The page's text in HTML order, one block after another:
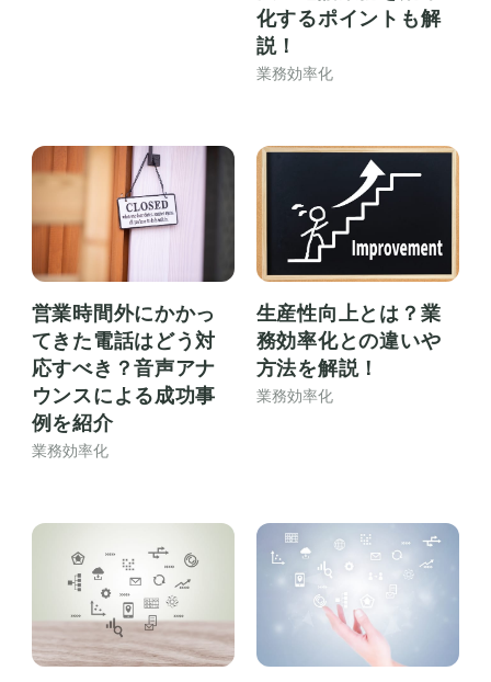
化するポイントも解
説！
業務効率化
営業時間外にかかっ
てきた電話はどう対
応すべき？音声アナ
ウンスによる成功事
例を紹介
業務効率化
生産性向上とは？業
務効率化との違いや
方法を解説！
業務効率化